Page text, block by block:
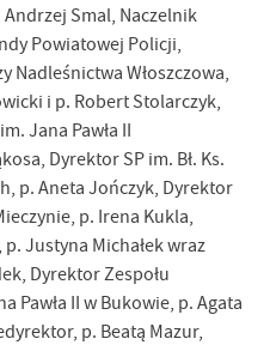
Andrzej Smal, Naczelnik
Powiatowej Policji,
Nadleśnictwa Włoszczowa,
i p. Robert Stolarczyk,
Jana Pawła II
Dyrektor SP im. Bł. Ks.
p. Aneta Jończyk, Dyrektor
p. Irena Kukla,
Justyna Michałek wraz
Dyrektor Zespołu
Pawła II w Bukowie, p. Agata
p. Beatą Mazur,